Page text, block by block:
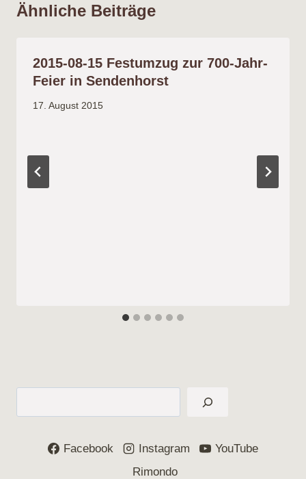
Ähnliche Beiträge
2015-08-15 Festumzug zur 700-Jahr-
Feier in Sendenhorst
17. August 2015
Facebook Instagram
YouTube
Rimondo